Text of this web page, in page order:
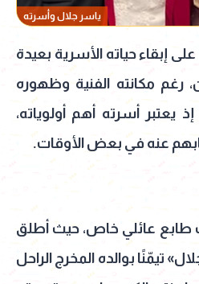
ياسر جلال وأسرته
إبقاء حياته الأسرية بعيدة
رغم مكانته الفنية وظهوره
يعتبر أسرته أهم أولوياته،
عنه في بعض الأوقات.
طابع عائلي خاص، حيث أطلق
تيمّنًا بوالده المخرج الراحل